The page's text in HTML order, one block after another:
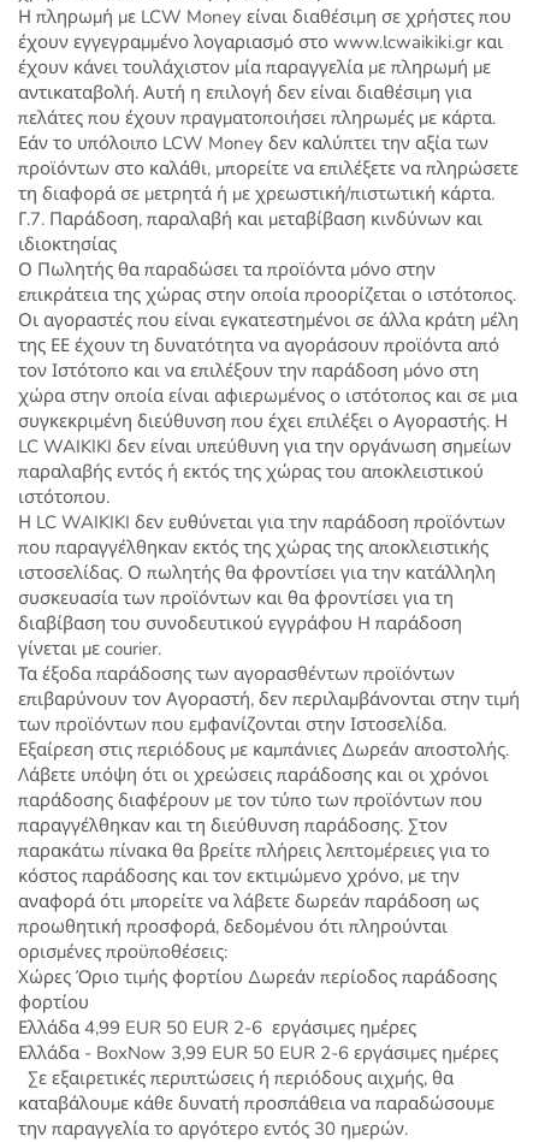
Η πληρωμή με LCW Money είναι διαθέσιμη σε χρήστες που
έχουν εγγεγραμμένο λογαριασμό στο www.lcwaikiki.gr και
έχουν κάνει τουλάχιστον μία παραγγελία με πληρωμή με
αντικαταβολή. Αυτή η επιλογή δεν είναι διαθέσιμη για
πελάτες που έχουν πραγματοποιήσει πληρωμές με κάρτα.
Εάν το υπόλοιπο LCW Money δεν καλύπτει την αξία των
προϊόντων στο καλάθι, μπορείτε να επιλέξετε να πληρώσετε
τη διαφορά σε μετρητά ή με χρεωστική/πιστωτική κάρτα.
Γ.7. Παράδοση, παραλαβή και μεταβίβαση κινδύνων και
ιδιοκτησίας
Ο Πωλητής θα παραδώσει τα προϊόντα μόνο στην
επικράτεια της χώρας στην οποία προορίζεται ο ιστότοπος.
Οι αγοραστές που είναι εγκατεστημένοι σε άλλα κράτη μέλη
της ΕΕ έχουν τη δυνατότητα να αγοράσουν προϊόντα από
τον Ιστότοπο και να επιλέξουν την παράδοση μόνο στη
χώρα στην οποία είναι αφιερωμένος ο ιστότοπος και σε μια
συγκεκριμένη διεύθυνση που έχει επιλέξει ο Αγοραστής. Η
LC WAIKIKI δεν είναι υπεύθυνη για την οργάνωση σημείων
παραλαβής εντός ή εκτός της χώρας του αποκλειστικού
ιστότοπου.
Η LC WAIKIKI δεν ευθύνεται για την παράδοση προϊόντων
που παραγγέλθηκαν εκτός της χώρας της αποκλειστικής
ιστοσελίδας. Ο πωλητής θα φροντίσει για την κατάλληλη
συσκευασία των προϊόντων και θα φροντίσει για τη
διαβίβαση του συνοδευτικού εγγράφου Η παράδοση
γίνεται με courier.
Τα έξοδα παράδοσης των αγορασθέντων προϊόντων
επιβαρύνουν τον Αγοραστή, δεν περιλαμβάνονται στην τιμή
των προϊόντων που εμφανίζονται στην Ιστοσελίδα.
Εξαίρεση στις περιόδους με καμπάνιες Δωρεάν αποστολής.
Λάβετε υπόψη ότι οι χρεώσεις παράδοσης και οι χρόνοι
παράδοσης διαφέρουν με τον τύπο των προϊόντων που
παραγγέλθηκαν και τη διεύθυνση παράδοσης. Στον
παρακάτω πίνακα θα βρείτε πλήρεις λεπτομέρειες για το
κόστος παράδοσης και τον εκτιμώμενο χρόνο, με την
αναφορά ότι μπορείτε να λάβετε δωρεάν παράδοση ως
προωθητική προσφορά, δεδομένου ότι πληρούνται
ορισμένες προϋποθέσεις:
Χώρες Όριο τιμής φορτίου Δωρεάν περίοδος παράδοσης
φορτίου
Ελλάδα 4,99 EUR 50 EUR 2-6 εργάσιμες ημέρες
Ελλάδα - BoxNow 3,99 EUR 50 EUR 2-6 εργάσιμες ημέρες
Σε εξαιρετικές περιπτώσεις ή περιόδους αιχμής, θα
καταβάλουμε κάθε δυνατή προσπάθεια να παραδώσουμε
την παραγγελία το αργότερο εντός 30 ημερών.